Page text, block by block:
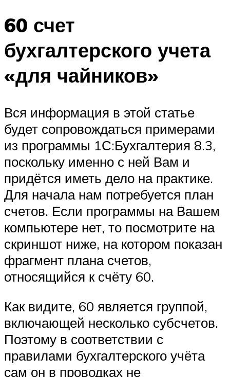
60 счет
бухгалтерского учета
«для чайников»
Вся информация в этой статье
будет сопровождаться примерами
из программы 1С:Бухгалтерия 8.3,
поскольку именно с ней Вам и
придётся иметь дело на практике.
Для начала нам потребуется план
счетов. Если программы на Вашем
компьютере нет, то посмотрите на
скриншот ниже, на котором показан
фрагмент плана счетов,
относящийся к счёту 60.
Как видите, 60 является группой,
включающей несколько субсчетов.
Поэтому в соответствии с
правилами бухгалтерского учёта
сам он в проводках не